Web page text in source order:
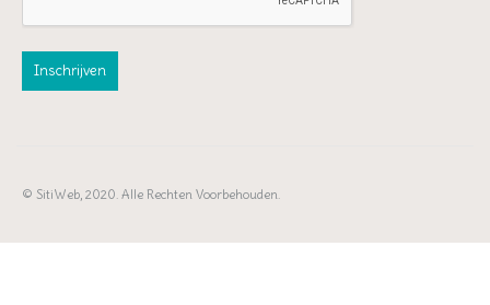
© SitiWeb, 2020. Alle Rechten Voorbehouden.